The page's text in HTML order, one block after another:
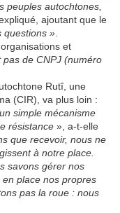
peuples autochtones,
ajoutant que le
questions »
et
pas de CNPJ (numéro
Rutî, une
(CIR), va plus loin :
simple mécanisme
résistance », a-t-elle
que recevoir, nous ne
à notre place.
savons gérer nos
place nos propres
pas la roue : nous